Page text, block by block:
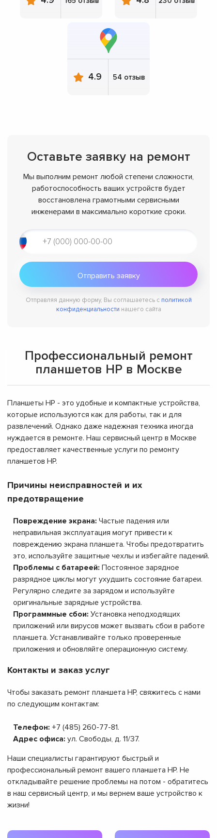
4.9 54 отзыв
Оставьте заявку на ремонт
Мы выполним ремонт любой степени сложности,
работоспособность ваших устройств будет
восстановлена грамотными сервисными
инженерами в максимально короткие сроки.
Отправляя данную форму, Вы соглашаетесь с политикой
конфиденциальности нашего сайта
Профессиональный ремонт
планшетов HP в Москве
Планшеты HP - это удобные и компактные устройства,
которые используются как для работы, так и для
развлечений. Однако даже надежная техника иногда
нуждается в ремонте. Наш сервисный центр в Москве
предоставляет качественные услуги по ремонту
планшетов HP.
Причины неисправностей и их
предотвращение
Повреждение экрана: Частые падения или
неправильная эксплуатация могут привести к
повреждению экрана планшета. Чтобы предотвратить
это, используйте защитные чехлы и избегайте падений.
Проблемы с батареей: Постоянное зарядное
разрядное циклы могут ухудшить состояние батареи.
Регулярно следите за зарядом и используйте
оригинальные зарядные устройства.
Программные сбои: Установка неподходящих
приложений или вирусов может вызвать сбои в работе
планшета. Устанавливайте только проверенные
приложения и обновляйте операционную систему.
Контакты и заказ услуг
Чтобы заказать ремонт планшета HP, свяжитесь с нами
по следующим контактам:
Телефон: +7 (485) 260-77-81.
Адрес офиса: ул. Свободы, д. 11/37.
Наши специалисты гарантируют быстрый и
профессиональный ремонт вашего планшета HP. Не
откладывайте решение проблемы на потом - обратитесь
в наш сервисный центр, и мы вернем ваше устройство к
жизни!